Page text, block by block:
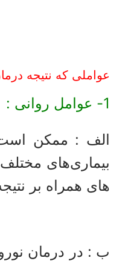
عواملی که نتیجه
1- عوامل روانی :
بیماری‌های
های همراه بر
ب : در درمان